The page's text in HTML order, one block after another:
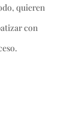
quieren
con